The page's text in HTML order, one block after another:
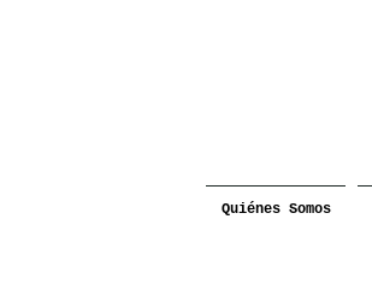
Quiénes Somos